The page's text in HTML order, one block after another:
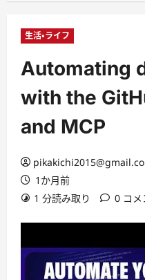
ー
生活・ライフ
Automating
with the
and MCP
1か月前
1 分読み取り
0 コメ